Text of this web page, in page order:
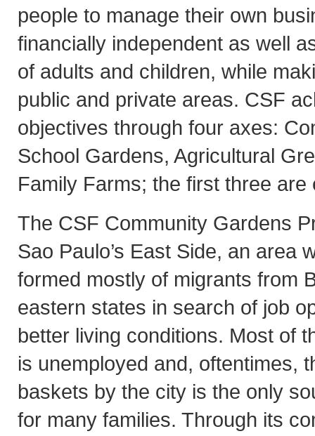
people to manage their own
financially independent as well
of adults and children, while
public and private areas. CSF
objectives through four axes:
School Gardens, Agricultural
Family Farms; the first three are
The CSF Community Gardens
Sao Paulo’s East Side, an area
formed mostly of migrants from
eastern states in search of job
better living conditions. Most of
is unemployed and, oftentimes,
baskets by the city is the only
for many families. Through its